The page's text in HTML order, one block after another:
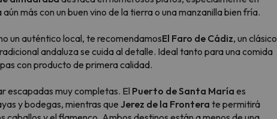
más con un buen vino de la tierra o una manzanilla bien fría.
un auténtico local, te recomendamosEl Faro de Cádiz, un clásico
andaluza se cuida al detalle. Ideal tanto para una comida
con producto de primera calidad.
escapadas muy completas. El Puerto de Santa María es
y bodegas, mientras que Jerez de la Frontera te permitirá